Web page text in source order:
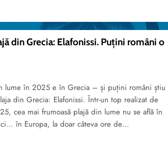
din Grecia: Elafonissi. Puțini români o
lume în 2025 e în Grecia – și puțini români știu
din Grecia: Elafonissi. Într-un top realizat de
cea mai frumoasă plajă din lume nu se află în
în Europa, la doar câteva ore de…